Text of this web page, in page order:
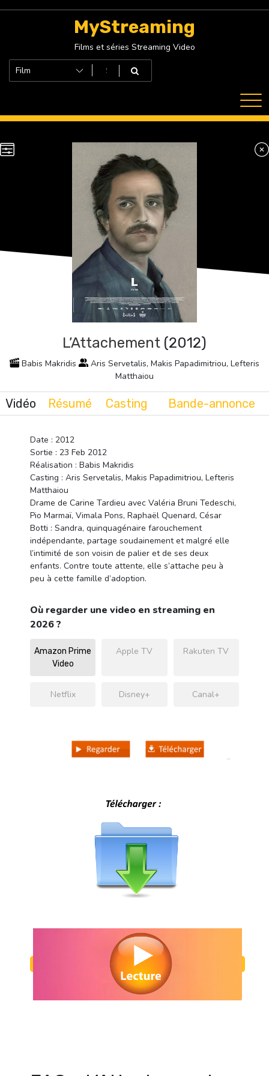
MyStreaming
Films et séries Streaming Video
L’Attachement (2012)
Babis Makridis
Aris Servetalis, Makis Papadimitriou, Lefteris
Matthaiou
Vidéo Résumé Casting Bande-annonce
Date : 2012
Sortie : 23 Feb 2012
Réalisation : Babis Makridis
Casting : Aris Servetalis, Makis Papadimitriou, Lefteris
Matthaiou
Drame de Carine Tardieu avec Valéria Bruni Tedeschi,
Pio Marmaï, Vimala Pons, Raphaël Quenard, César
Botti : Sandra, quinquagénaire farouchement
indépendante, partage soudainement et malgré elle
l’intimité de son voisin de palier et de ses deux
enfants. Contre toute attente, elle s’attache peu à
peu à cette famille d’adoption.
Où regarder une video en streaming en
2026 ?
Amazon Prime
Video
Apple TV Rakuten TV
Netflix Disney+ Canal+